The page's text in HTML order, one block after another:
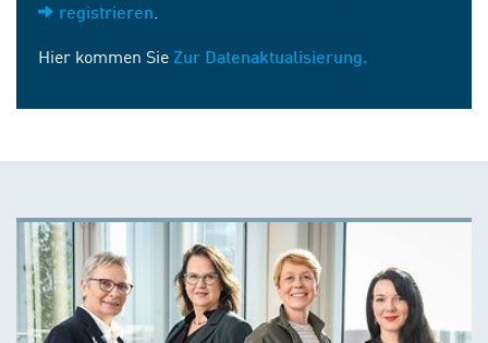
registrieren
Hier kommen Sie Zur Datenaktualisierung.